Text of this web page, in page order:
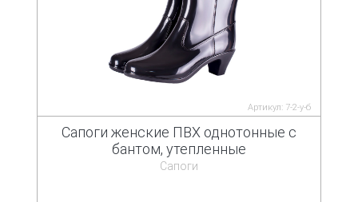
Артикул: 7-2-у-б
Сапоги женские ПВХ однотонные с
бантом, утепленные
Сапоги